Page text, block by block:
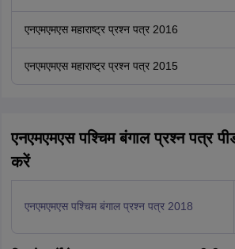
एनएमएमएस महाराष्ट्र प्रश्न पत्र 2016
एनएमएमएस महाराष्ट्र प्रश्न पत्र 2015
एनएमएमएस पश्चिम बंगाल प्रश्न पत्र
करें
एनएमएमएस पश्चिम बंगाल प्रश्न पत्र 2018